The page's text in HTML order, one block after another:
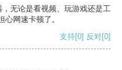
无论是看视频、玩游戏还是工
网速卡顿了。
支持[0] 反对[0]